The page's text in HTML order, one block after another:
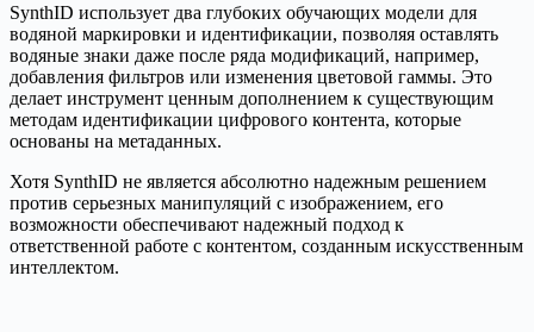
SynthID использует два глубоких обучающих модели для
водяной маркировки и идентификации, позволяя оставлять
водяные знаки даже после ряда модификаций, например,
добавления фильтров или изменения цветовой гаммы. Это
делает инструмент ценным дополнением к существующим
методам идентификации цифрового контента, которые
основаны на метаданных.
Хотя SynthID не является абсолютно надежным решением
против серьезных манипуляций с изображением, его
возможности обеспечивают надежный подход к
ответственной работе с контентом, созданным искусственным
интеллектом.